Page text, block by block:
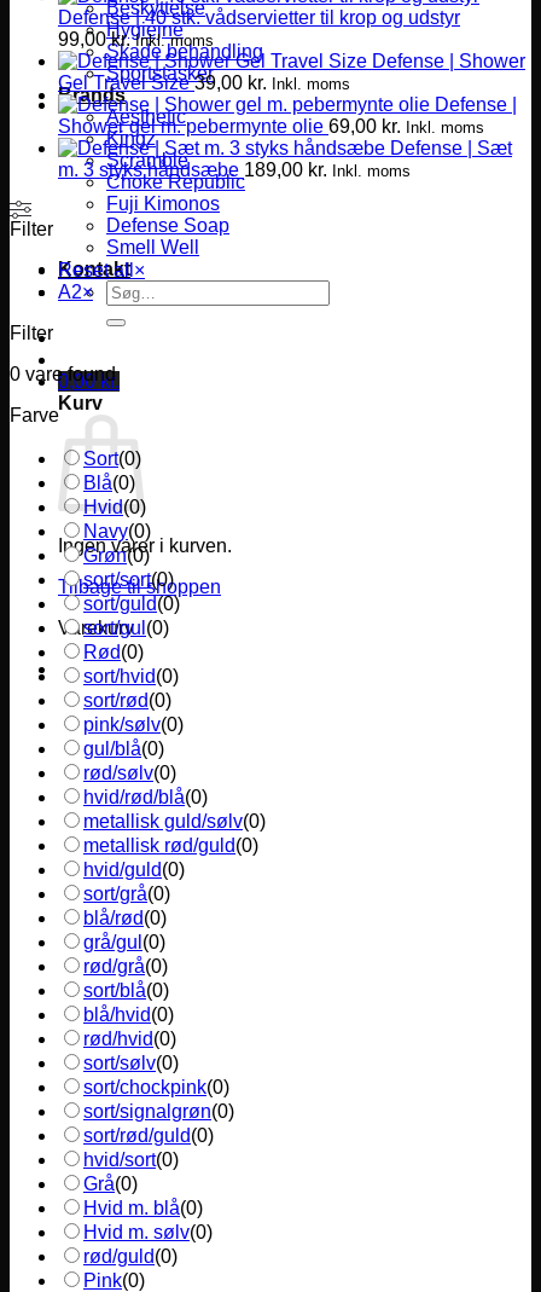
Beskyttelse
Hygiejne
Skade behandling
Sportstasker
Brands
Aesthetic
Kingz
Scramble
Choke Republic
Fuji Kimonos
Defense Soap
Smell Well
Kontakt
Søg
efter:
0,00 kr.
Kurv
Ingen varer i kurven.
Tilbage til shoppen
Varekurv
Defense | 40 stk. vådservietter til krop og udstyr
99,00kr. Inkl. moms
Defense | Shower
Gel Travel Size 39,00 kr. Inkl. moms
Defense |
Shower gel m. pebermynte olie 69,00 kr. Inkl. moms
Defense | Sæt
m. 3 styks håndsæbe 189,00 kr. Inkl. moms
Filter
Reset all ×
A2×
Filter
0 vare found
Farve
Sort(0)
Blå(0)
Hvid(0)
Navy(0)
Grøn(0)
sort/sort(0)
sort/guld(0)
sort/gul (0)
Rød(0)
sort/hvid(0)
sort/rød(0)
pink/sølv(0)
gul/blå(0)
rød/sølv(0)
hvid/rød/blå(0)
metallisk guld/sølv(0)
metallisk rød/guld(0)
hvid/guld(0)
sort/grå(0)
blå/rød(0)
grå/gul (0)
rød/grå(0)
sort/blå(0)
blå/hvid(0)
rød/hvid(0)
sort/sølv(0)
sort/chockpink(0)
sort/signalgrøn(0)
sort/rød/guld(0)
hvid/sort(0)
Grå(0)
Hvid m. blå(0)
Hvid m. sølv(0)
rød/guld(0)
Pink(0)